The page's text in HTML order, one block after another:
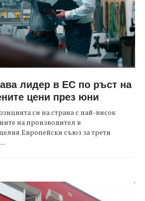
лидер в ЕС по ръст на
цени през юни
си на страна с най-висок
на производител в
Европейски съюз за трети